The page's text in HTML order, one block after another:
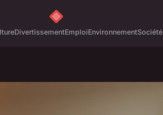
DivertissementEmploiEnvironnementSociété